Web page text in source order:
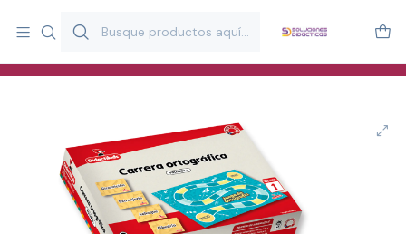
y estimulación infantil en Chile.
Especialistas en recursos educativos para aulas, terapeutas y